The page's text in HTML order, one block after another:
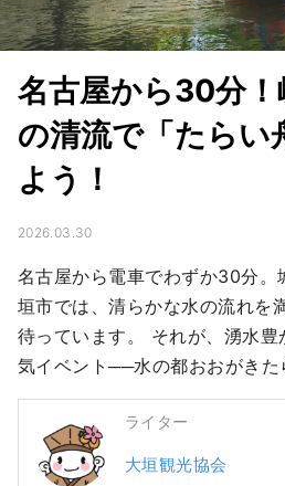
名古屋から30分！
の清流で「たらい
よう！
2026.03.30
名古屋から電車でわずか30分。
垣市では、清らかな水の流れを
待っています。 それが、湧水豊
気イベント──水の都おおがきた
ライター
大垣観光協会